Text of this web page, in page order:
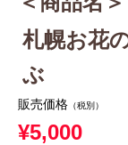
札幌お花
ぶ
販売価格 （税別）
¥5,000